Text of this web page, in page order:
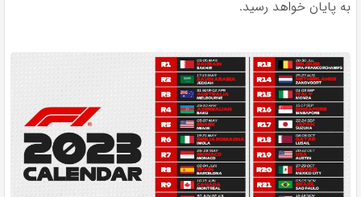
به پایان خواهد رسید.